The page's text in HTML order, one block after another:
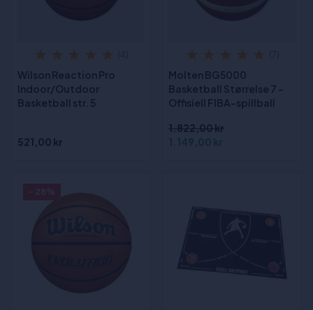
Wilson Reaction Pro
Indoor/Outdoor
Basketball str. 5
521,00 kr
Molten BG5000
Basketball Størrelse 7 -
Offisiell FIBA-spillball
1.822,00 kr
1.149,00 kr